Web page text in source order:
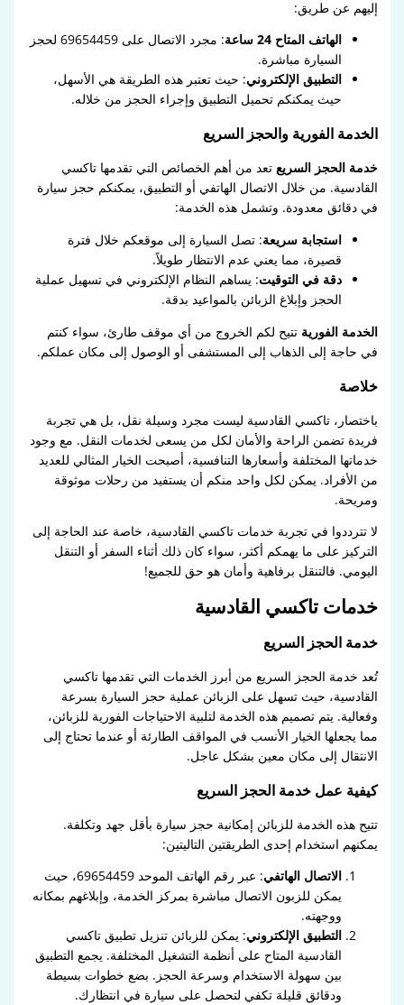
إليهم عن طريق:
الهاتف المتاح 24 ساعة
: مجرد الاتصال على 69654459 لحجز
السيارة مباشرة.
التطبيق الإلكتروني: حيث تعتبر هذه الطريقة هي الأسهل،
حيث يمكنكم تحميل التطبيق وإجراء الحجز من خلاله.
الخدمة الفورية والحجز السريع
خدمة الحجز السريع تعد من أهم الخصائص التي تقدمها تاكسي
القادسية. من خلال الاتصال الهاتفي أو التطبيق، يمكنكم حجز سيارة
في دقائق معدودة. وتشمل هذه الخدمة:
استجابة سريعة: تصل السيارة إلى موقعكم خلال فترة
قصيرة، مما يعني عدم الانتظار طويلاً.
دقة في التوقيت: يساهم النظام الإلكتروني في تسهيل عملية
الحجز وإبلاغ الزبائن بالمواعيد بدقة.
الخدمة الفورية تتيح لكم الخروج من أي موقف طارئ، سواء كنتم
في حاجة إلى الذهاب إلى المستشفى أو الوصول إلى مكان عملكم.
خلاصة
باختصار، تاكسي القادسية ليست مجرد وسيلة نقل، بل هي تجربة
فريدة تضمن الراحة والأمان لكل من يسعى لخدمات النقل. مع وجود
خدماتها المختلفة وأسعارها التنافسية، أصبحت الخيار المثالي للعديد
من الأفراد. يمكن لكل واحد منكم أن يستفيد من رحلات موثوقة
ومريحة.
لا تترددوا في تجربة خدمات تاكسي القادسية، خاصة عند الحاجة إلى
التركيز على ما يهمكم أكثر، سواء كان ذلك أثناء السفر أو التنقل
اليومي. فالتنقل برفاهية وأمان هو حق للجميع!
خدمات تاكسي القادسية
خدمة الحجز السريع
تُعد خدمة الحجز السريع من أبرز الخدمات التي تقدمها تاكسي
القادسية، حيث تسهل على الزبائن عملية حجز السيارة بسرعة
وفعالية. يتم تصميم هذه الخدمة لتلبية الاحتياجات الفورية للزبائن،
مما يجعلها الخيار الأنسب في المواقف الطارئة أو عندما تحتاج إلى
الانتقال إلى مكان معين بشكل عاجل.
كيفية عمل خدمة الحجز السريع
تتيح هذه الخدمة للزبائن إمكانية حجز سيارة بأقل جهد وتكلفة.
يمكنهم استخدام إحدى الطريقتين التاليتين:
الاتصال الهاتفي
: عبر رقم الهاتف الموحد 69654459، حيث
يمكن للزبون الاتصال مباشرة بمركز الخدمة، وإبلاغهم بمكانه
ووجهته.
التطبيق الإلكتروني: يمكن للزبائن تنزيل تطبيق تاكسي
القادسية المتاح على أنظمة التشغيل المختلفة. يجمع التطبيق
بين سهولة الاستخدام وسرعة الحجز. بضع خطوات بسيطة
ودقائق قليلة تكفي لتحصل على سيارة في انتظارك.